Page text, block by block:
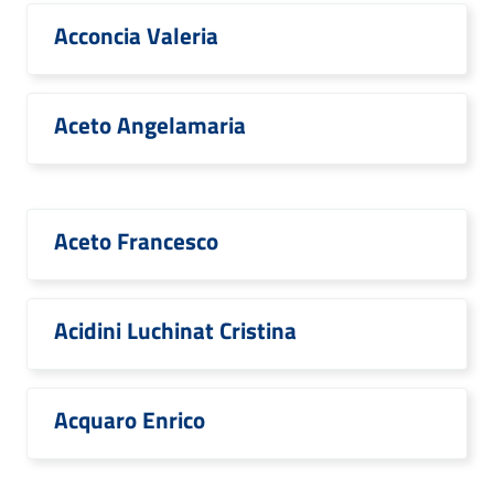
Acconcia Valeria
Aceto Angelamaria
Aceto Francesco
Acidini Luchinat Cristina
Acquaro Enrico